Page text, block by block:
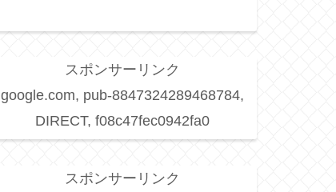
スポンサーリンク
google.com, pub-8847324289468784,
DIRECT, f08c47fec0942fa0
スポンサーリンク